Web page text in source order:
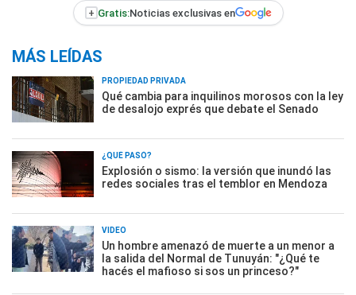
+ Gratis:Noticias exclusivas en
MÁS LEÍDAS
PROPIEDAD PRIVADA
Qué cambia para inquilinos morosos con la ley
de desalojo exprés que debate el Senado
¿QUÉ PASÓ?
Explosión o sismo: la versión que inundó las
redes sociales tras el temblor en Mendoza
VIDEO
Un hombre amenazó de muerte a un menor a
la salida del Normal de Tunuyán: "¿Qué te
hacés el mafioso si sos un princeso?"